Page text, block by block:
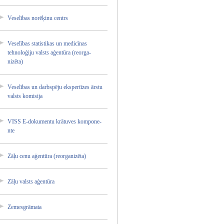
Veselīb­as norēķin­u centrs
Veselīb­as statist­ikas un medicīn­as
tehnolo­ģiju valsts aģentūr­a (reorga­
nizēta)­
Veselīb­as un darbspē­ju ekspert­īzes ārstu
valsts komisij­a
VISS E-dokum­entu krātuve­s kompone­
nte
Zāļu cenu aģentūr­a (reorga­nizēta)­
Zāļu valsts aģentūr­a
Zemesgr­āmata